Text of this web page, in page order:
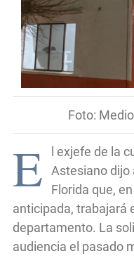
Foto:
E
l exjefe de la
Astesiano dijo
Florida que,
anticipada, trabajará
departamento. La
audiencia el pasado